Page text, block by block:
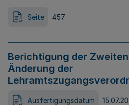
Seite 457
Berichtigung der
Änderung der
Ausfertigungsdatum